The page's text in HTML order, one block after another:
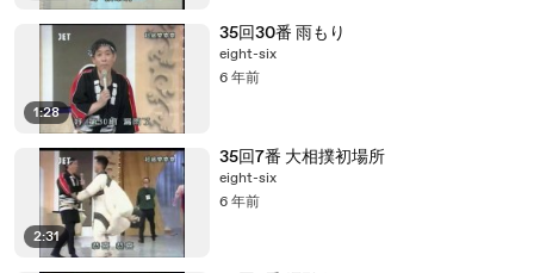
1:28
35回30番 雨もり
eight-six
6 年前
2:31
35回7番 大相撲初場所
eight-six
6 年前